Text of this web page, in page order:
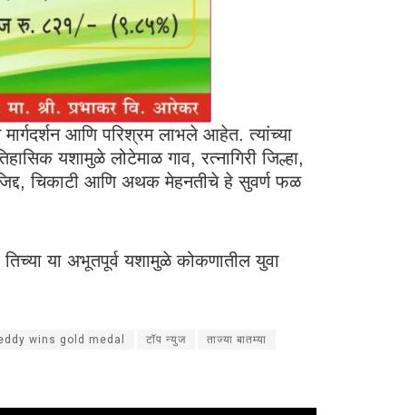
आणि परिश्रम लाभले आहेत. त्यांच्या
यशामुळे लोटेमाळ गाव, रत्नागिरी जिल्हा,
चिकाटी आणि अथक मेहनतीचे हे सुवर्ण फळ
या अभूतपूर्व यशामुळे कोकणातील युवा
wins gold medal टॉप न्युज ताज्या बातम्या